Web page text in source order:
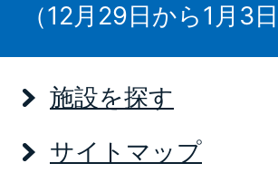
（12月29日から1月3
施設を探す
サイトマップ